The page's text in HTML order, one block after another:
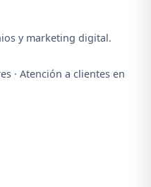
y marketing digital.
· Atención a clientes en